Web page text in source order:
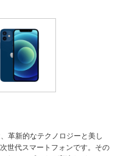
革新的なテクノロジーと美し
世代スマートフォンです。その